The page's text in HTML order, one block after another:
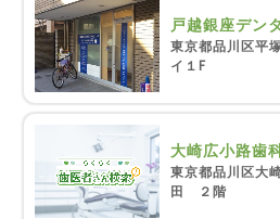
戸越銀座デン
東京都品川区平
イ１F
大崎広小路歯
東京都品川区大
田 ２階